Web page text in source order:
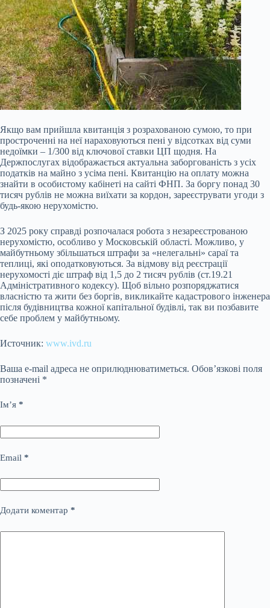
Якщо вам прийшла квитанція з розрахованою сумою, то при
простроченні на неї нараховуються пені у відсотках від суми
недоїмки – 1/300 від ключової ставки ЦП щодня. На
Держпослугах відображається актуальна заборгованість з усіх
податків на майно з усіма пені. Квитанцію на оплату можна
знайти в особистому кабінеті на сайті ФНП. За боргу понад 30
тисяч рублів не можна виїхати за кордон, зареєструвати угоди з
будь-якою нерухомістю.
З 2025 року справді розпочалася робота з незареєстрованою
нерухомістю, особливо у Московській області. Можливо, у
майбутньому збільшаться штрафи за «нелегальні» сараї та
теплиці, які оподатковуються. За відмову від реєстрації
нерухомості діє штраф від 1,5 до 2 тисяч рублів (ст.19.21
Адміністративного кодексу). Щоб вільно розпоряджатися
власністю та жити без боргів, викликайте кадастрового інженера
після будівництва кожної капітальної будівлі, так ви позбавите
себе проблем у майбутньому.
Источник: www.ivd.ru
Ваша e-mail адреса не оприлюднюватиметься. Обов’язкові поля
позначені *
Ім’я *
Email *
Додати коментар *